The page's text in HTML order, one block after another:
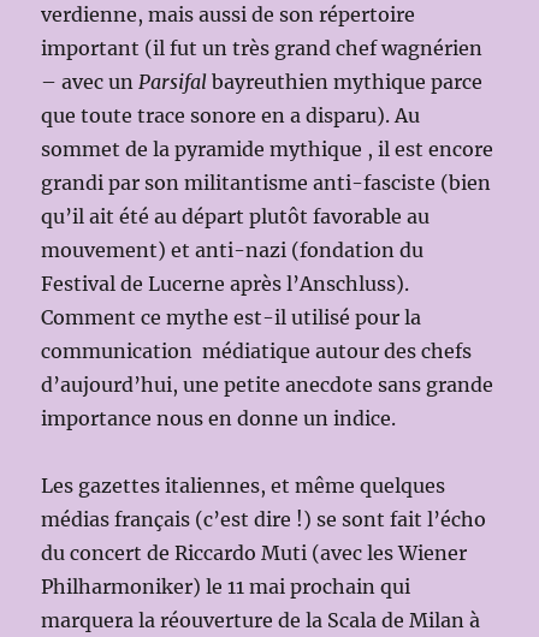
verdienne, mais aussi de son répertoire
important (il fut un très grand chef wagnérien
– avec unParsifal bayreuthien mythique parce
que toute trace sonore en a disparu). Au
sommet de la pyramide mythique , il est encore
grandi par son militantisme anti-fasciste (bien
qu’il ait été au départ plutôt favorable au
mouvement) et anti-nazi (fondation du
Festival de Lucerne après l’Anschluss).
Comment ce mythe est-il utilisé pour la
communication médiatique autour des chefs
d’aujourd’hui, une petite anecdote sans grande
importance nous en donne un indice.
Les gazettes italiennes, et même quelques
médias français (c’est dire !) se sont fait l’écho
du concert de Riccardo Muti (avec les Wiener
Philharmoniker) le 11 mai prochain qui
marquera la réouverture de la Scala de Milan à